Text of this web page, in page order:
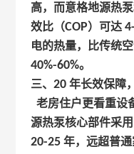
高，而意格地源热
效比（COP）可达
电的热量，比传统
40%-60%。
三、 20 年长效保障
老房住户更看重设
源热泵核心部件采
20-25 年，远超普